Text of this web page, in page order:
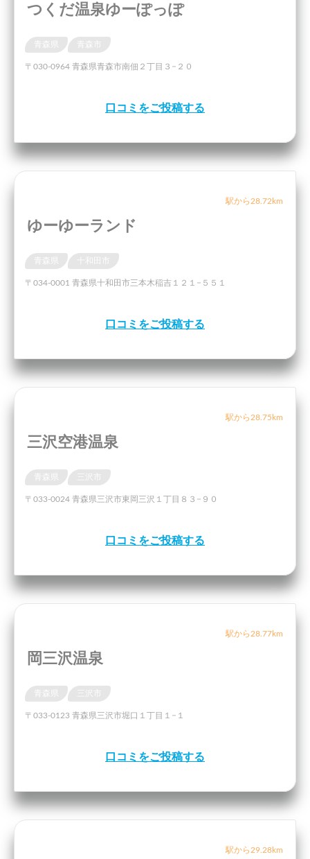
つくだ温泉ゆーぽっぽ
青森県 青森市
〒030-0964 青森県青森市南佃２丁目３−２０
口コミをご投稿する
駅から28.72km
ゆーゆーランド
青森県
〒034-0001 青森県十和田市三本木稲吉１２１−５５１
口コミをご投稿する
駅から28.75km
三沢空港温泉
青森県
〒033-0024 青森県三沢市東岡三沢１丁目８３−９０
口コミをご投稿する
駅から28.77km
岡三沢温泉
青森県
〒033-0123 青森県三沢市堀口１丁目１−１
口コミをご投稿する
駅から29.28km